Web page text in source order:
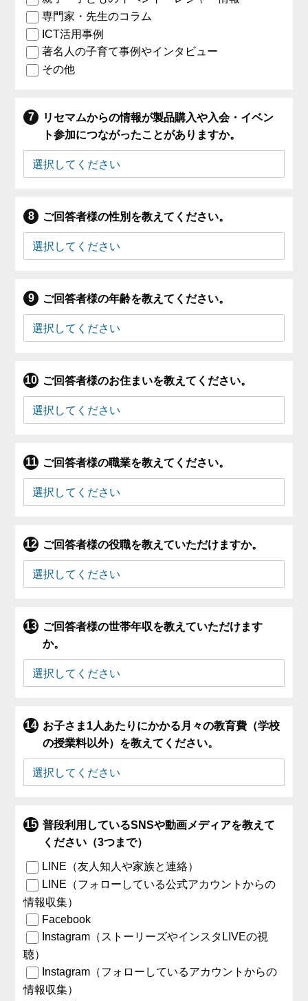
専門家・先生のコラム
ICT活用事例
著名人の子育て事例やインタビュー
その他
リセマムからの情報が製品購入や入会・イベン
ト参加につながったことがありますか。
ご回答者様の性別を教えてください。
ご回答者様の年齢を教えてください。
ご回答者様のお住まいを教えてください。
ご回答者様の職業を教えてください。
ご回答者様の役職を教えていただけますか。
ご回答者様の世帯年収を教えていただけます
か。
お子さま1人あたりにかかる月々の教育費（学校
の授業料以外）を教えてください。
普段利用しているSNSや動画メディアを教えて
ください（3つまで）
LINE（友人知人や家族と連絡）
LINE（フォローしている公式アカウントからの
情報収集）
Facebook
Instagram（ストーリーズやインスタLIVEの視
聴）
Instagram（フォローしているアカウントからの
情報収集）